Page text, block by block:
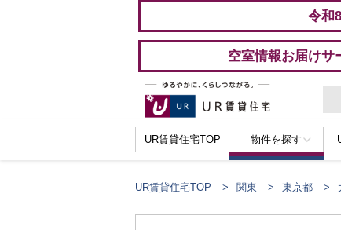
令和
空室情報お届けサ
UR賃貸住宅TOP 物件を探す
UR賃貸住宅TOP 関東 東京都